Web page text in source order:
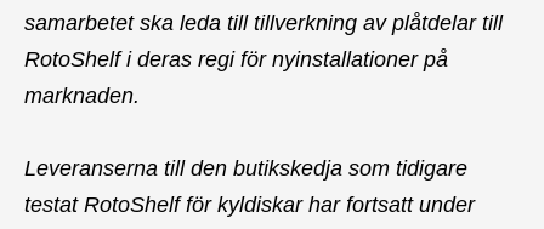
samarbetet ska leda till tillverkning av plåtdelar till
RotoShelf i deras regi för nyinstallationer på
marknaden.
Leveranserna till den butikskedja som tidigare
testat RotoShelf för kyldiskar har fortsatt under